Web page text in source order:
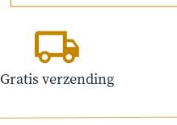
Gratis verzending